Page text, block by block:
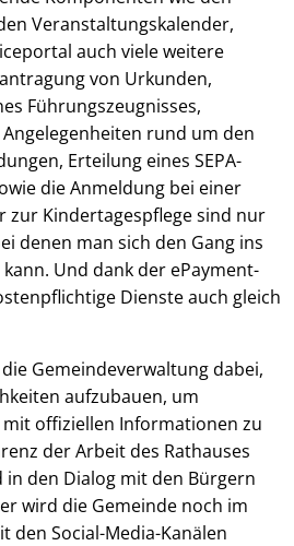
Veranstaltungskalender,
auch viele weitere
von Urkunden,
Führungszeugnisses,
rund um den
Erteilung eines SEPA-
die Anmeldung bei einer
zur Kindertagespflege sind nur
denen man sich den Gang ins
Und dank der ePayment-
Dienste auch gleich
Gemeindeverwaltung dabei,
aufzubauen, um
offiziellen Informationen zu
der Arbeit des Rathauses
den Dialog mit den Bürgern
wird die Gemeinde noch im
den Social-Media-Kanälen